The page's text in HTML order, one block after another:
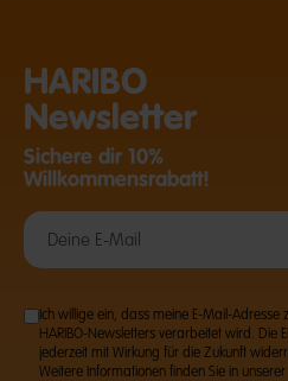
HARIBO
Newsletter
Sichere dir 10%
Willkommensrabatt!
Ich willige ein, dass meine E-Mail-Adresse
HARIBO-Newsletters verarbeitet wird. Die
jederzeit mit Wirkung für die Zukunft
Weitere Informationen finden Sie in unserer